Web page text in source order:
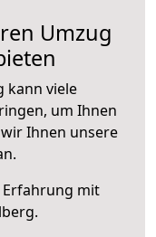
Umzug
kann viele
um Ihnen
Ihnen unsere
Erfahrung mit
.